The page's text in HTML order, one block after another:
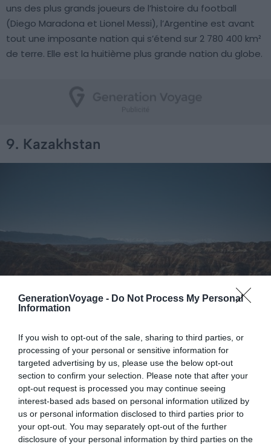
GenerationVoyage - Do Not Process My Personal
Information
If you wish to opt-out of the sale, sharing to third parties, or
processing of your personal or sensitive information for
targeted advertising by us, please use the below opt-out
section to confirm your selection. Please note that after your
opt-out request is processed you may continue seeing
interest-based ads based on personal information utilized by
us or personal information disclosed to third parties prior to
your opt-out. You may separately opt-out of the further
disclosure of your personal information by third parties on the
uns des plus grands joueurs de l’histoire du football
(Diego Maradona et Lionel Messi), l’Argentine est avant
tout une imposante nation qui s’étend sur 2 780 400 km²
de terre. Elle est la huitième plus grande nation du globe.
9. Kazakhstan
Méconnu du fait de son enclavement continental, le
Kazakhstanest pourtant l’une des nations qui ont
décidé de se séparer du bloc soviétique à l’époque. Avec
une superficie totale de 2 724 910 km² il s’agit du
neuvième plus grand pays du monde.